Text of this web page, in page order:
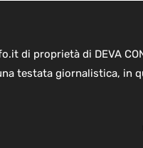
di proprietà di DEVA
testata giornalistica, in